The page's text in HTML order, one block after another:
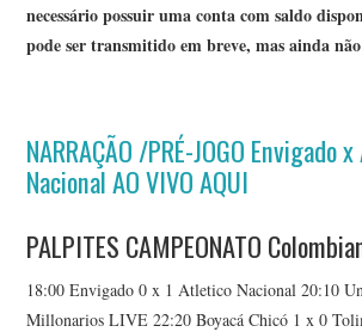
necessário possuir uma conta com saldo
pode ser transmitido em breve, mas ainda
NARRAÇÃO /PRÉ-JOGO Envigado
Nacional AO VIVO AQUI
PALPITES CAMPEONATO
18:00 Envigado 0 x 1 Atletico Nacional 20:10
Millonarios LIVE 22:20 Boyacá Chicó 1 x 0